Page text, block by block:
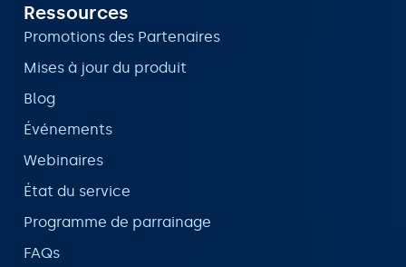
Ressources
Promotions des Partenaires
Mises à jour du produit
Blog
Événements
Webinaires
État du service
Programme de parrainage
FAQs